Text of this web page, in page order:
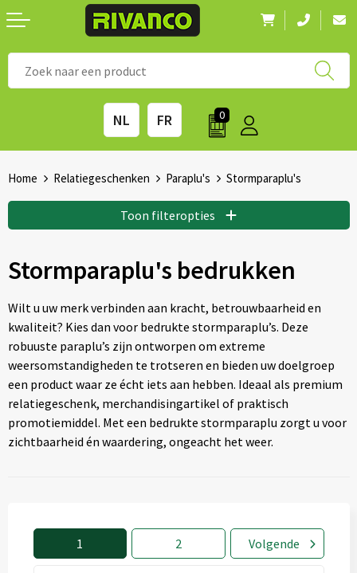
NL FR 0
Kantoorartikelen
Kinderen & spellen
Tassen
Textiel
Wonen
◼ Eco-producten
◼ Survival gear
◼ Festival & Events
◼ Reizen
◼ Thuiswerken
Home Relatiegeschenken Paraplu's Stormparaplu's
Toon filteropties
Stormparaplu's bedrukken
Wilt u uw merk verbinden aan kracht, betrouwbaarheid en
kwaliteit? Kies dan voor bedrukte stormparaplu’s. Deze
robuuste paraplu’s zijn ontworpen om extreme
weersomstandigheden te trotseren en bieden uw doelgroep
een product waar ze écht iets aan hebben. Ideaal als premium
relatiegeschenk, merchandisingartikel of praktisch
promotiemiddel. Met een bedrukte stormparaplu zorgt u voor
zichtbaarheid én waardering, ongeacht het weer.
1 2 Volgende